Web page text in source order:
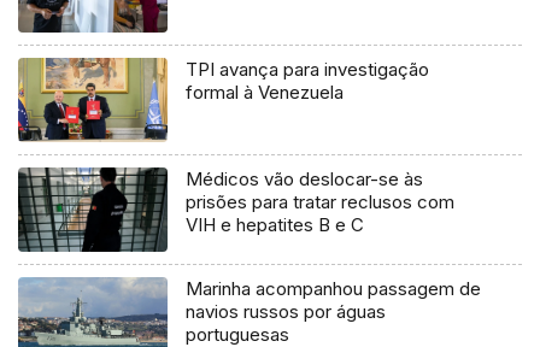
TPI avança para investigação
formal à Venezuela
Médicos vão deslocar-se às
prisões para tratar reclusos com
VIH e hepatites B e C
Marinha acompanhou passagem de
navios russos por águas
portuguesas